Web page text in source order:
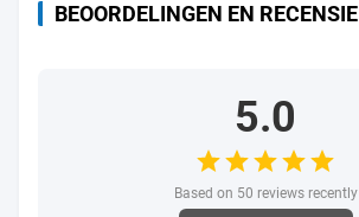
BEOORDELINGEN EN RECENSIE
5.0
Based on 50 reviews recently